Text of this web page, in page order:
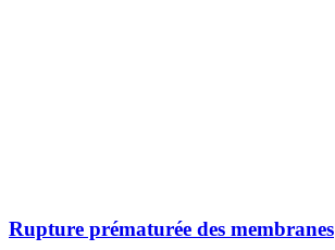
Rupture prématurée des membranes